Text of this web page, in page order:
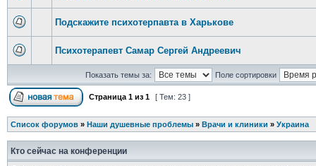
Подскажите психотерпавта в Харькове
Психотерапевт Самар Сергей Андреевич
Показать темы за: Поле сортировки
Страница 1из 1 [ Тем: 23 ]
Список форумов» Наши душевные проблемы» Врачи и клиники » Украина
Кто сейчас на конференции